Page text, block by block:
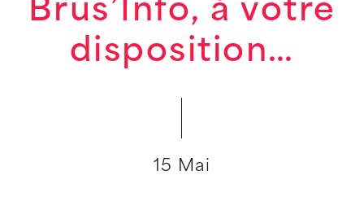
Brus’Info, à votre
disposition…
15 Mai